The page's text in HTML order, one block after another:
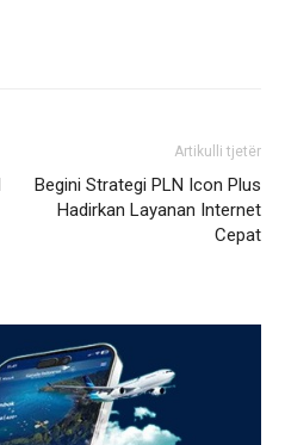
Artikulli tjetër
Begini Strategi PLN Icon Plus
Hadirkan Layanan Internet
Cepat